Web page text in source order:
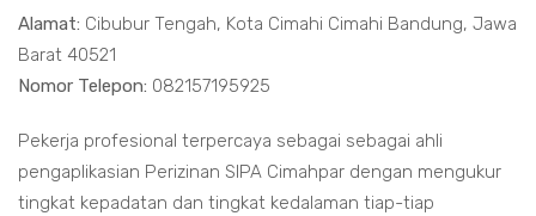
Alamat: Cibubur Tengah, Kota Cimahi Cimahi Bandung, Jawa
Barat 40521
Nomor Telepon: 082157195925
Pekerja profesional terpercaya sebagai sebagai ahli
pengaplikasian Perizinan SIPA Cimahpar dengan mengukur
tingkat kepadatan dan tingkat kedalaman tiap-tiap